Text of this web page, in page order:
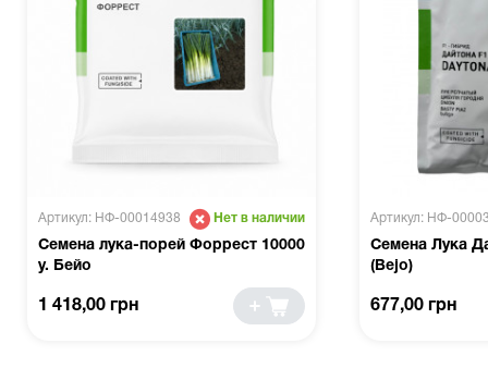
Артикул: НФ-00014938 Нет в наличии
Семена лука-порей Форрест 10000
у. Бейо
1 418,00 грн
Артикул: НФ-
Семена Лука
(Bejo)
677,00 грн